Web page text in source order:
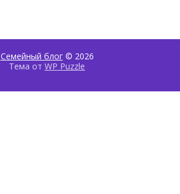
Семейный блог© 2026
Тема от WP Puzzle